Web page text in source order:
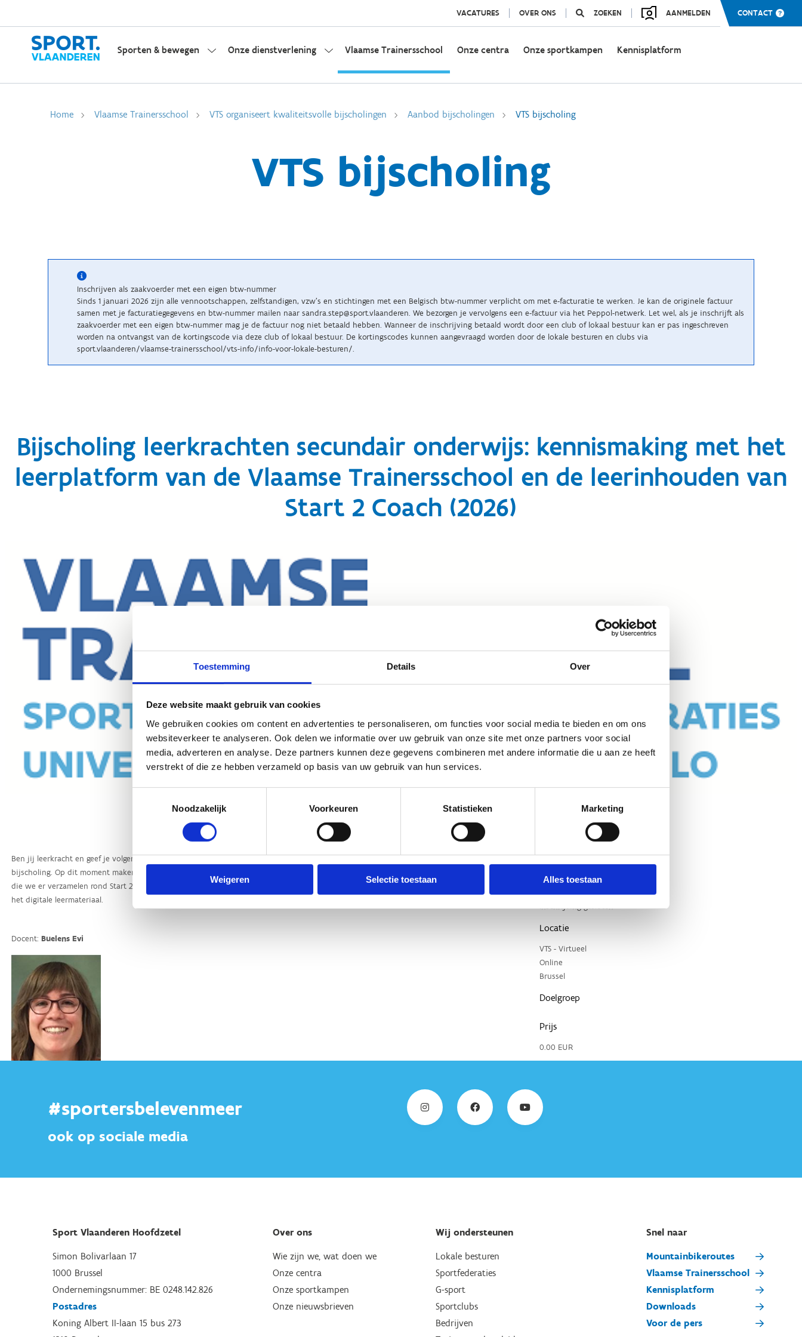
Toestemming Details Over
Deze website maakt gebruik van cookies
We gebruiken cookies om content en advertenties te personaliseren, om functies voor social media te bieden en om ons
websiteverkeer te analyseren. Ook delen we informatie over uw gebruik van onze site met onze partners voor social
media, adverteren en analyse. Deze partners kunnen deze gegevens combineren met andere informatie die u aan ze heeft
verstrekt of die ze hebben verzameld op basis van uw gebruik van hun services.
Noodzakelijk
Voorkeuren Statistieken Marketing
Weigeren Selectie toestaan Alles toestaan
VACATURES OVER ONS ZOEKEN AANMELDEN CONTACT
Sporten & bewegen Onze dienstverlening Vlaamse Trainersschool Onze centra Onze sportkampen Kennisplatform
Home Vlaamse Trainersschool VTS organiseert kwaliteitsvolle bijscholingen Aanbod bijscholingen VTS bijscholing
VTS bijscholing
Inschrijven als zaakvoerder met een eigen btw-nummer
Sinds 1 januari 2026 zijn alle vennootschappen, zelfstandigen, vzw’s en stichtingen met een Belgisch btw-nummer verplicht om met e-facturatie te werken. Je kan de originele factuur
samen met je facturatiegegevens en btw-nummer mailen naar sandra.step@sport.vlaanderen. We bezorgen je vervolgens een e-factuur via het Peppol-netwerk. Let wel, als je inschrijft als
zaakvoerder met een eigen btw-nummer mag je de factuur nog niet betaald hebben. Wanneer de inschrijving betaald wordt door een club of lokaal bestuur kan er pas ingeschreven
worden na ontvangst van de kortingscode via deze club of lokaal bestuur. De kortingscodes kunnen aangevraagd worden door de lokale besturen en clubs via
sport.vlaanderen/vlaamse-trainersschool/vts-info/info-voor-lokale-besturen/.
#sportersbelevenmeer
ook op sociale media
Sport Vlaanderen Hoofdzetel
Simon Bolivarlaan 17
1000 Brussel
Ondernemingsnummer: BE 0248.142.826
Postadres
Koning Albert II-laan 15 bus 273
Over ons
Wie zijn we, wat doen we
Onze centra
Onze sportkampen
Onze nieuwsbrieven
Wij ondersteunen
Lokale besturen
Sportfederaties
G-sport
Sportclubs
Bedrijven
Snel naar
Mountainbikeroutes
Vlaamse Trainersschool
Kennisplatform
Downloads
Voor de pers